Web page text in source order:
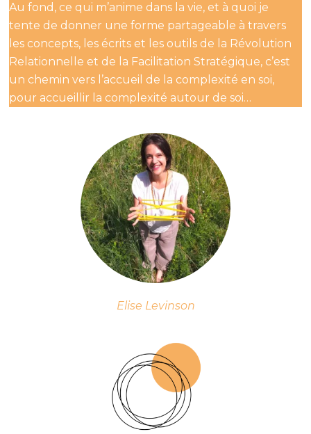
Au fond, ce qui m’anime dans la vie, et à quoi je
tente de donner une forme partageable à travers
les concepts, les écrits et les outils de la Révolution
Relationnelle et de la Facilitation Stratégique, c’est
un chemin vers l’accueil de la complexité en soi,
pour accueillir la complexité autour de soi…
Elise Levinson